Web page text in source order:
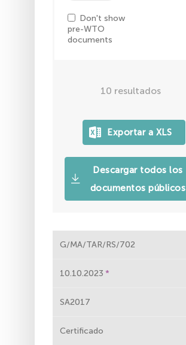
Don't show
pre-WTO
documents
10 resultados
Descargar todos los
documentos públicos
G/MA/TAR/RS/702
10.10.2023
SA2017
Certificado